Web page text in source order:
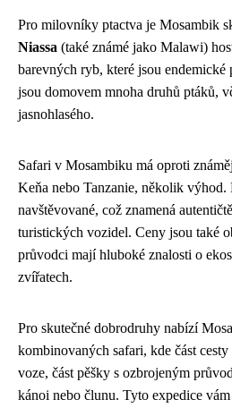
Pro milovníky ptactva je Mosambik
Niassa (také známé jako Malawi)
barevných ryb, které jsou
jsou domovem mnoha druhů ptáků,
jasnohlasého.
Safari v Mosambiku má oproti
Keňa nebo Tanzanie, několik výhod.
navštěvované, což znamená
turistických vozidel. Ceny jsou také
průvodci mají hluboké znalosti o
zvířatech.
Pro skutečné dobrodruhy nabízí
kombinovaných safari, kde část
voze, část pěšky s ozbrojeným
kánoi nebo člunu. Tyto expedice